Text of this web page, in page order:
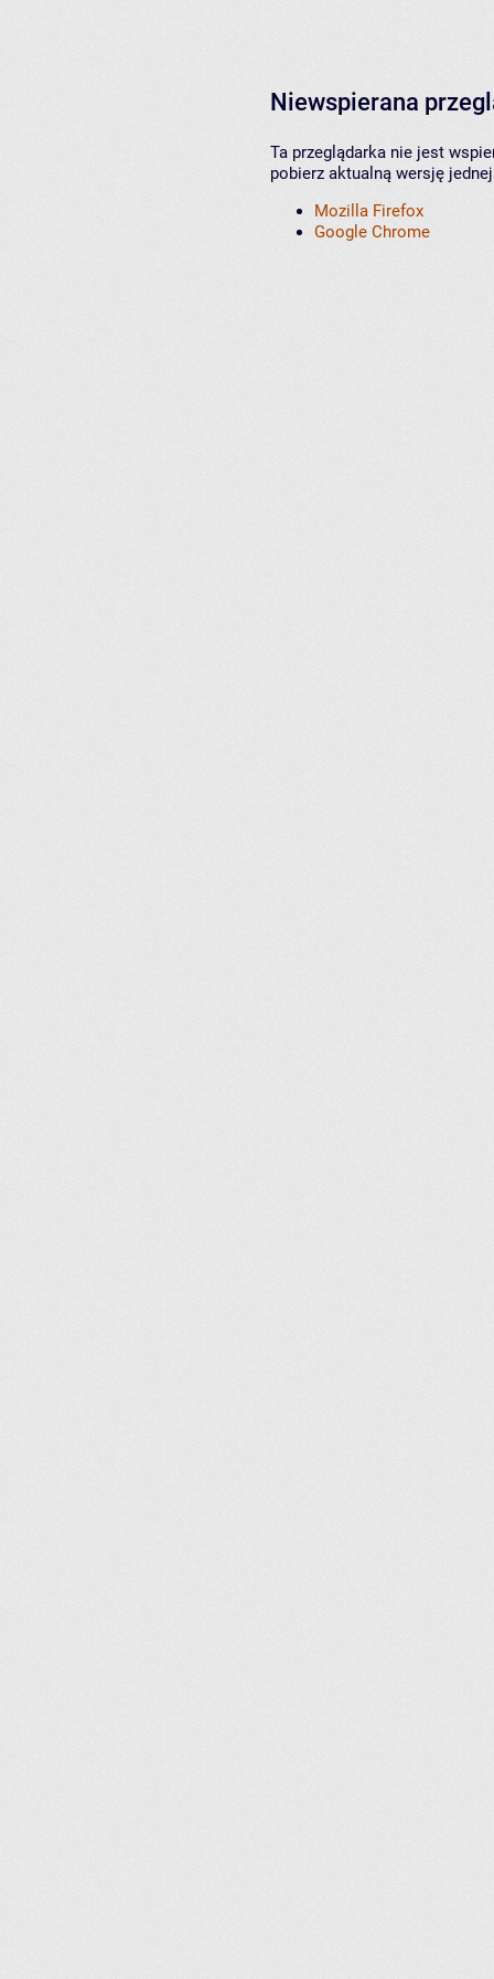
Niewspierana
Ta przeglądarka nie jest
pobierz aktualną wersję
Mozilla Firefox
Google Chrome